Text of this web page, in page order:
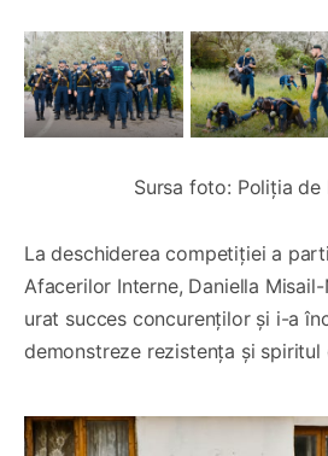
Sursa foto: Poliția de
La deschiderea competiției a
Afacerilor Interne, Daniella
urat succes concurenților și i-a
demonstreze rezistența și spiritul